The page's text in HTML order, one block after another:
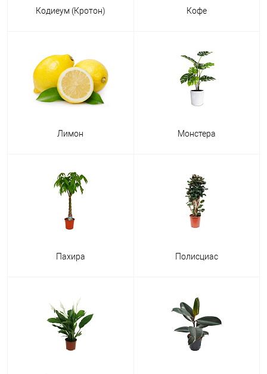
Кодиеум (Кротон) Кофе
Лимон Монстера
Пахира Полисциас